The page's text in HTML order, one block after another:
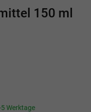
150 ml
Werktage